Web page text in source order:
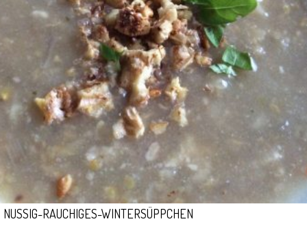
NUSSIG-RAUCHIGES-WINTERSÜPPCHEN